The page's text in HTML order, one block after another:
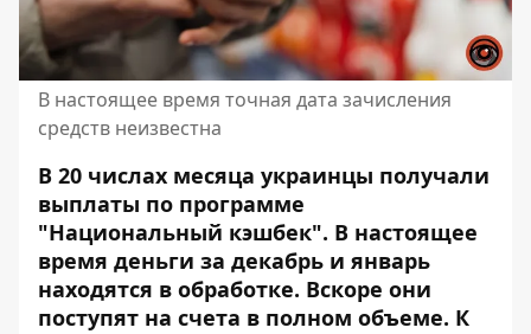
В настоящее время точная дата зачисления
средств неизвестна
В 20 числах месяца украинцы получали
выплаты по программе
"Национальный кэшбек". В настоящее
время деньги за декабрь и январь
находятся в обработке. Вскоре они
поступят на счета в полном объеме. К